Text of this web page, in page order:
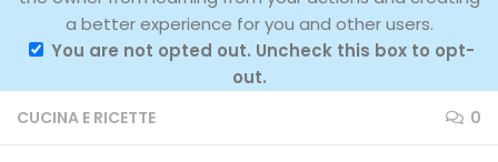
a better experience for you and other users.
You are not opted out. Uncheck this box to opt-
out.
CUCINA E RICETTE 0